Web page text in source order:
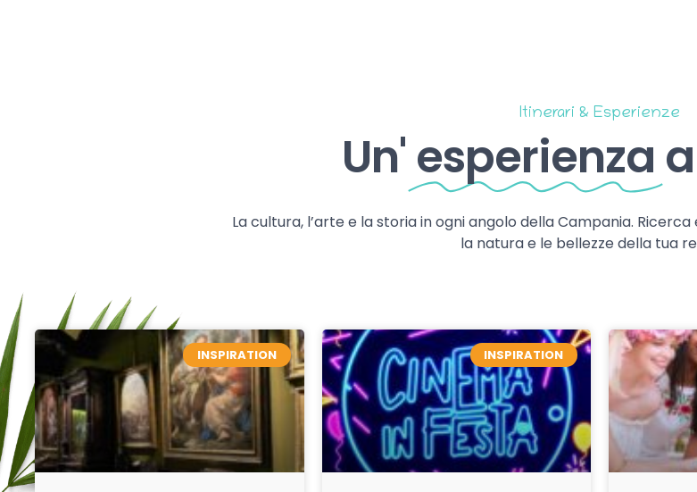
Itinerari & Esperienze
Un' esperienza
La cultura, l’arte e la storia in ogni angolo della Campania.
la natura e le bellezze della tua
INSPIRATION INSPIRATION